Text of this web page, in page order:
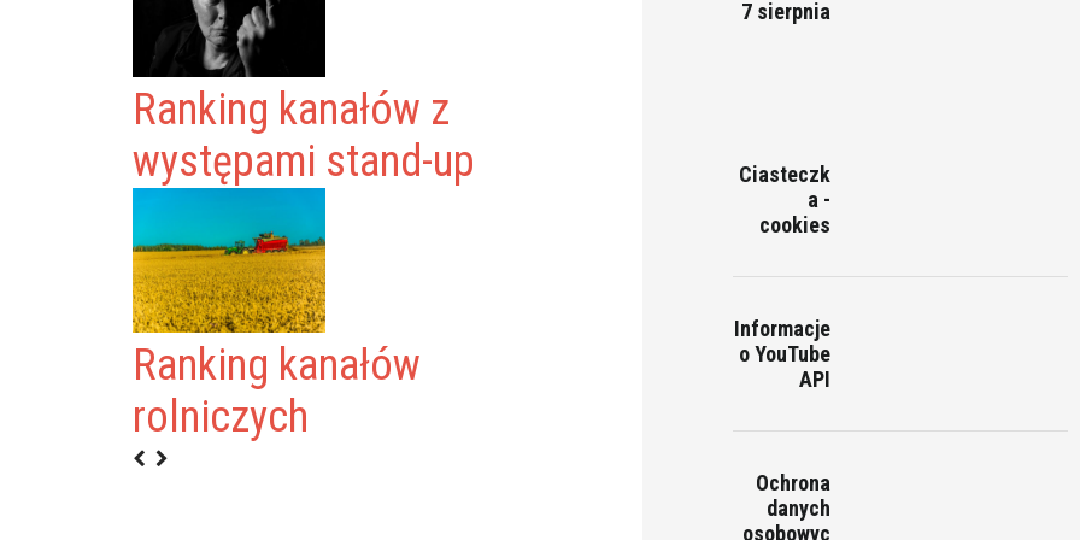
Ranking kanałów z
występami stand-up
Ranking kanałów
rolniczych
7 sierpnia
Ciasteczk
a -
cookies
Informacje
o YouTube
API
Ochrona
danych
osobowyc